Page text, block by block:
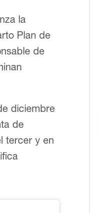
la
Plan de
de
diciembre
de
tercer y en